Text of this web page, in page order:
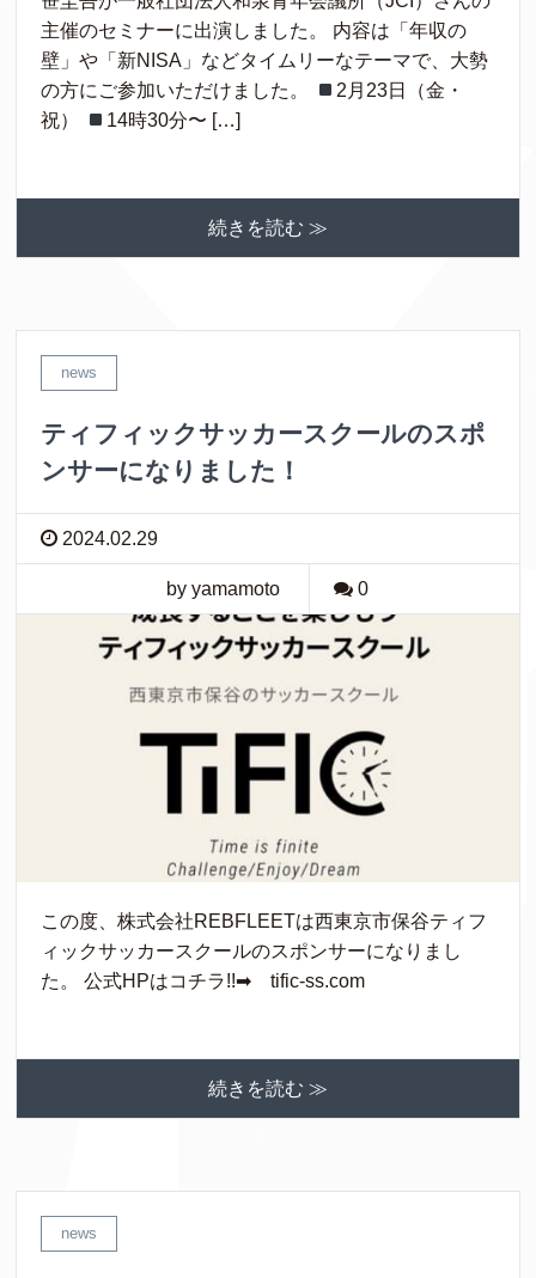
主催のセミナーに出演しました。 内容は「年収の
壁」や「新NISA」などタイムリーなテーマで、大勢
の方にご参加いただけました。
2月23日（金・
祝）
14時30分〜 […]
続きを読む ≫
news
ティフィックサッカースクールのスポ
ンサーになりました！
2024.02.29
by yamamoto 0
この度、株式会社REBFLEETは西東京市保谷ティフ
ィックサッカースクールのスポンサーになりまし
た。 公式HPはコチラ!!➡ tific-ss.com
続きを読む ≫
news